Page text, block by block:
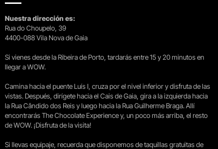
Nuestra dirección es:
Rua do Choupelo, 39
4400-088 Vila Nova de Gaia
Si vienes desde la Ribeira de Porto, tardarás entre 15 y 20 minutos en
llegar a WOW.
Camina hacia el puente Luís I, cruza por el nivel inferior y disfruta de las
vistas. Después, dirígete hacia el Cais de Gaia, gira a la izquierda hacia
la Rua Cândido dos Reis y luego hacia la Rua Guilherme Braga. Allí
encontrarás The Chocolate Experience y, un poco más arriba, el resto
de WOW. ¡Disfruta de la visita!
Si llevas equipaje, recuerda que disponemos de taquillas gratuitas de